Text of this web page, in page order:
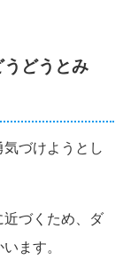
うどうとみ
づけようとし
近づくため、ダ
ます。